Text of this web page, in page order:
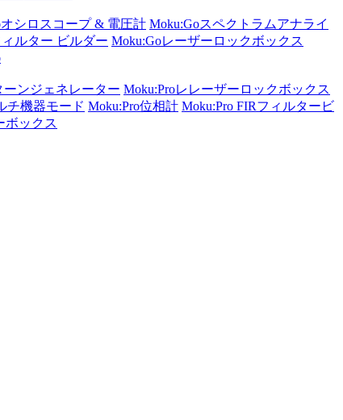
シロスコープ & 電圧計 Moku:Goスペクトラムアナライ
ルター ビルダー Moku:Goレーザーロックボックス
ーンジェネレーター Moku:Proレレーザーロックボックス
チ機器モード Moku:Pro位相計 Moku:Pro FIRフィルタービ
ボックス